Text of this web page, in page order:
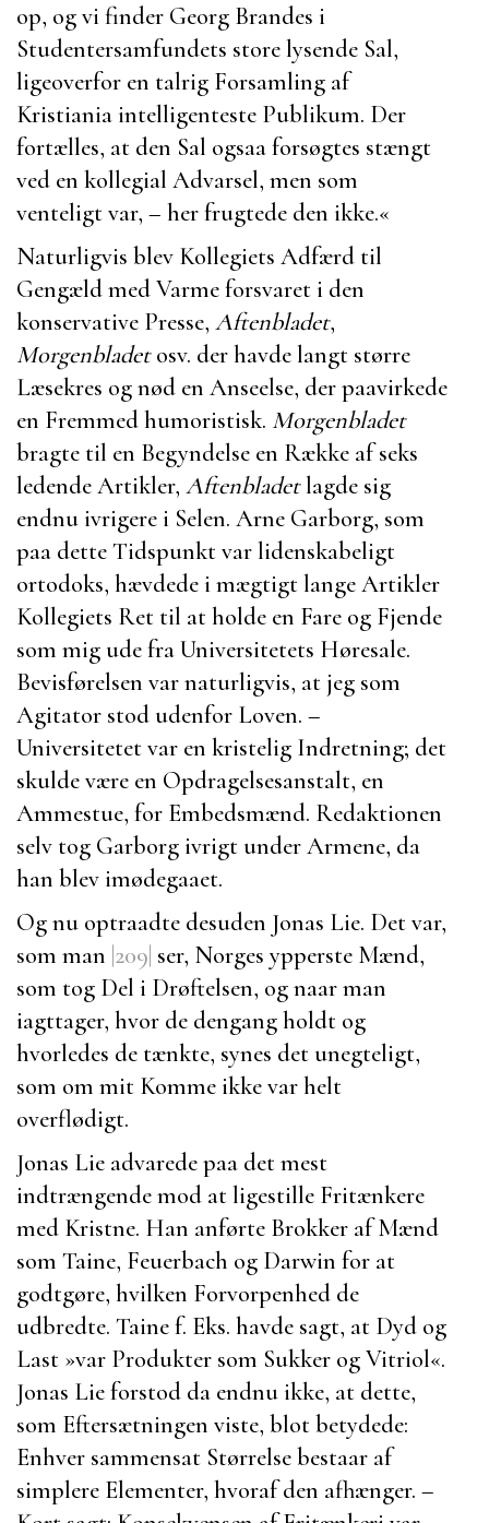
op, og vi finder Georg Brandes i
Studentersamfundets store lysende Sal,
ligeoverfor en talrig Forsamling af
Kristiania intelligenteste Publikum. Der
fortælles, at den Sal ogsaa forsøgtes stængt
ved en kollegial Advarsel, men som
venteligt var, – her frugtede den ikke.«
Naturligvis blev Kollegiets Adfærd til
Gengæld med Varme forsvaret i den
konservative Presse, Aftenbladet,
Morgenbladetosv. der havde langt større
Læsekres og nød en Anseelse, der paavirkede
en Fremmed humoristisk. Morgenbladet
bragte til en Begyndelse en Række af seks
ledende Artikler, Aftenbladetlagde sig
endnu ivrigere i Selen. Arne Garborg, som
paa dette Tidspunkt var lidenskabeligt
ortodoks, hævdede i mægtigt lange Artikler
Kollegiets Ret til at holde en Fare og Fjende
som mig ude fra Universitetets Høresale.
Bevisførelsen var naturligvis, at jeg som
Agitator stod udenfor Loven. –
Universitetet var en kristelig Indretning; det
skulde være en Opdragelsesanstalt, en
Ammestue, for Embedsmænd. Redaktionen
selv tog Garborgivrigt under Armene, da
han blev imødegaaet.
Og nu optraadte desuden Jonas Lie. Det var,
som man |209| ser, Norges ypperste Mænd,
som tog Del i Drøftelsen, og naar man
iagttager, hvor de dengang holdt og
hvorledes de tænkte, synes det unegteligt,
som om mit Komme ikke var helt
overflødigt.
Jonas Lie advarede paa det mest
indtrængende mod at ligestille Fritænkere
med Kristne. Han anførte Brokker af Mænd
som Taine, Feuerbach og Darwin for at
godtgøre, hvilken Forvorpenhed de
udbredte. Tainef. Eks. havde sagt, at Dyd og
Last »var Produkter som Sukker og Vitriol«.
Jonas Lieforstod da endnu ikke, at dette,
som Eftersætningen viste, blot betydede:
Enhver sammensat Størrelse bestaar af
simplere Elementer, hvoraf den afhænger. –